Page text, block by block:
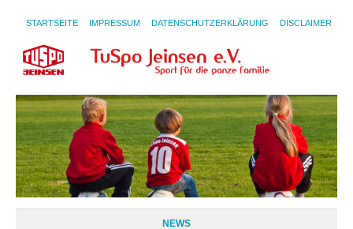
STARTSEITE IMPRESSUM DATENSCHUTZERKLÄRUNG DISCLAIMER
NEWS